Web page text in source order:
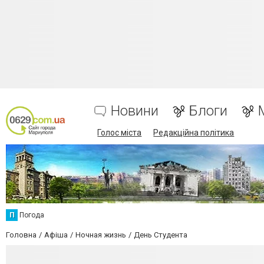
Новини Блоги
Голос міста Редакційна політика
П Погода
Головна Афіша Ночная жизнь День Студента